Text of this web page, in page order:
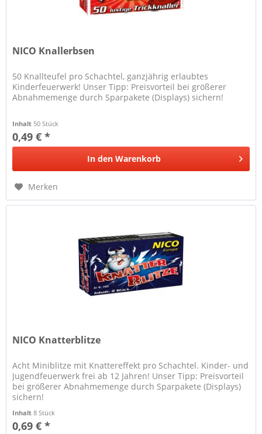
NICO Knallerbsen
50 Knallteufel pro Schachtel, ganzjährig erlaubtes
Kinderfeuerwerk! Unser Tipp: Preisvorteil bei größerer
Abnahmemenge durch Sparpakete (Displays) sichern!
Inhalt 50 Stück
0,49 € *
In den Warenkorb
Merken
NICO Knatterblitze
Acht Miniblitze mit Knattereffekt pro Schachtel. Kinder- und
Jugendfeuerwerk frei ab 12 Jahren! Unser Tipp: Preisvorteil
bei größerer Abnahmemenge durch Sparpakete (Displays)
sichern!
Inhalt8 Stück
0,69 € *